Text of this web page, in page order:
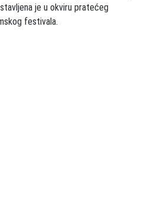
je u okviru pratećeg
festivala.